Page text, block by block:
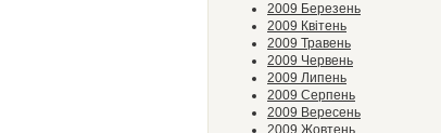
2009 Березень
2009 Квітень
2009 Травень
2009 Червень
2009 Липень
2009 Серпень
2009 Вересень
2009 Жовтень